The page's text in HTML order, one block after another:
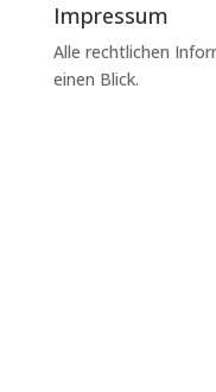
Impressum
Alle rechtlichen
einen Blick.